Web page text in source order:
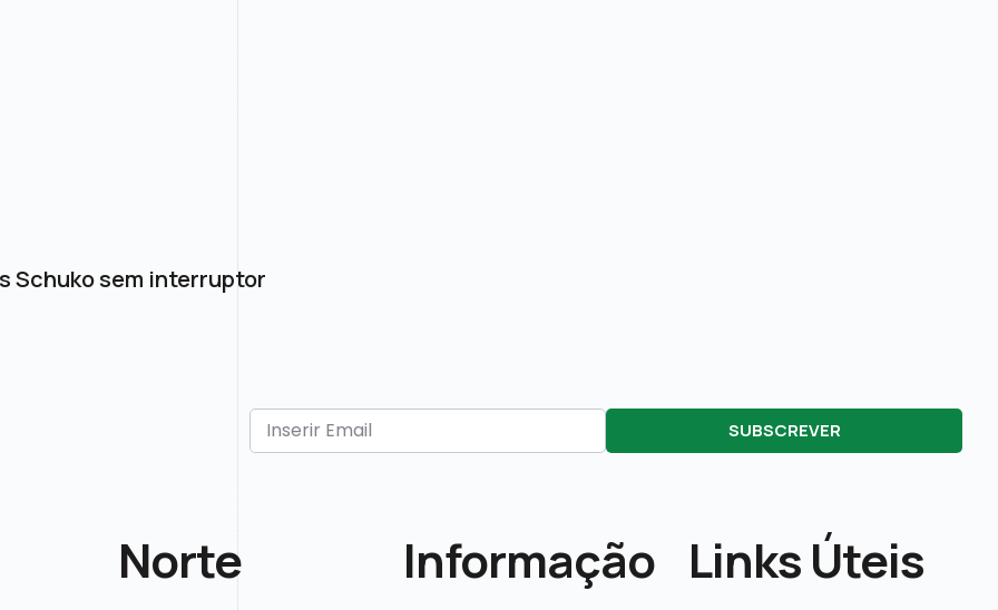
Schuko sem interruptor
SUBSCREVER
Norte Informação Links Úteis